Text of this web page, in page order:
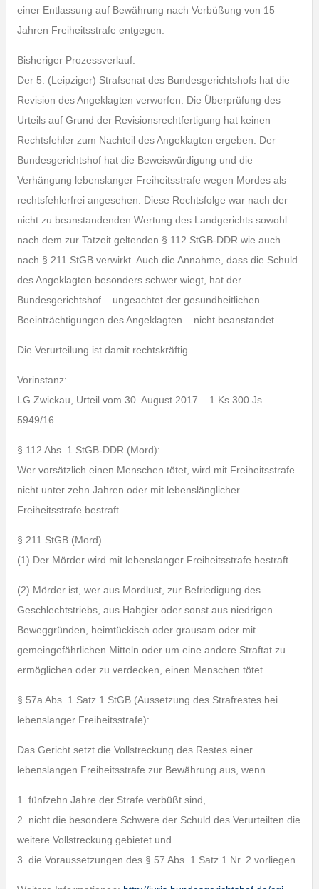
einer Entlassung auf Bewährung nach Verbüßung von 15
Jahren Freiheitsstrafe entgegen.
Bisheriger Prozessverlauf:
Der 5. (Leipziger) Strafsenat des Bundesgerichtshofs hat die
Revision des Angeklagten verworfen. Die Überprüfung des
Urteils auf Grund der Revisionsrechtfertigung hat keinen
Rechtsfehler zum Nachteil des Angeklagten ergeben. Der
Bundesgerichtshof hat die Beweiswürdigung und die
Verhängung lebenslanger Freiheitsstrafe wegen Mordes als
rechtsfehlerfrei angesehen. Diese Rechtsfolge war nach der
nicht zu beanstandenden Wertung des Landgerichts sowohl
nach dem zur Tatzeit geltenden § 112 StGB-DDR wie auch
nach § 211 StGB verwirkt. Auch die Annahme, dass die Schuld
des Angeklagten besonders schwer wiegt, hat der
Bundesgerichtshof – ungeachtet der gesundheitlichen
Beeinträchtigungen des Angeklagten – nicht beanstandet.
Die Verurteilung ist damit rechtskräftig.
Vorinstanz:
LG Zwickau, Urteil vom 30. August 2017 – 1 Ks 300 Js
5949/16
§ 112 Abs. 1 StGB-DDR (Mord):
Wer vorsätzlich einen Menschen tötet, wird mit Freiheitsstrafe
nicht unter zehn Jahren oder mit lebenslänglicher
Freiheitsstrafe bestraft.
§ 211 StGB (Mord)
(1) Der Mörder wird mit lebenslanger Freiheitsstrafe bestraft.
(2) Mörder ist, wer aus Mordlust, zur Befriedigung des
Geschlechtstriebs, aus Habgier oder sonst aus niedrigen
Beweggründen, heimtückisch oder grausam oder mit
gemeingefährlichen Mitteln oder um eine andere Straftat zu
ermöglichen oder zu verdecken, einen Menschen tötet.
§ 57a Abs. 1 Satz 1 StGB (Aussetzung des Strafrestes bei
lebenslanger Freiheitsstrafe):
Das Gericht setzt die Vollstreckung des Restes einer
lebenslangen Freiheitsstrafe zur Bewährung aus, wenn
1. fünfzehn Jahre der Strafe verbüßt sind,
2. nicht die besondere Schwere der Schuld des Verurteilten die
weitere Vollstreckung gebietet und
3. die Voraussetzungen des § 57 Abs. 1 Satz 1 Nr. 2 vorliegen.